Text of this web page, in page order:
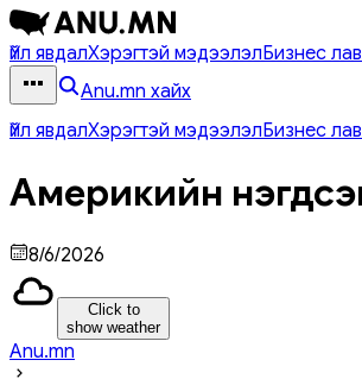
Үйл явдалХэрэгтэй мэдээлэлБизнес
Anu.mn хайх
Үйл явдалХэрэгтэй мэдээлэлБизнес
Америкийн
8/6/2026
Click to
show weather
Anu.mn